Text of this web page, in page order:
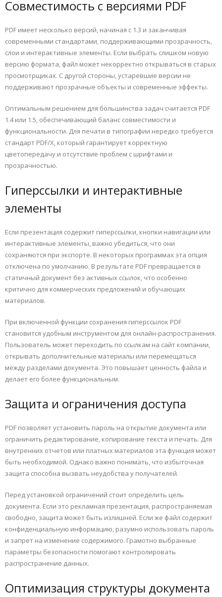
Совместимость с версиями PDF
PDF имеет несколько версий, начиная с 1.3 и заканчивая
современными стандартами, поддерживающими прозрачность,
слои и интерактивные элементы. Если выбрать слишком новую
версию формата, файл может некорректно открываться в старых
просмотрщиках. С другой стороны, устаревшие версии не
поддерживают прозрачные объекты и современные эффекты.
Оптимальным решением для большинства задач считается PDF
1.4 или 1.5, обеспечивающий баланс совместимости и
функциональности. Для печати в типографии нередко требуется
стандарт PDF/X, который гарантирует корректную
цветопередачу и отсутствие проблем с шрифтами и
прозрачностью.
Гиперссылки и интерактивные
элементы
Если презентация содержит гиперссылки, кнопки навигации или
интерактивные элементы, важно убедиться, что они
сохраняются при экспорте. В некоторых программах эта опция
отключена по умолчанию. В результате PDF превращается в
статичный документ без активных ссылок, что особенно
критично для коммерческих предложений и обучающих
материалов.
При включенной функции сохранения гиперссылок PDF
становится удобным инструментом для онлайн-распространения.
Пользователь может переходить по ссылкам на сайт компании,
открывать дополнительные материалы или перемещаться
между разделами документа. Это повышает ценность файла и
делает его более функциональным.
Защита и ограничения доступа
PDF позволяет установить пароль на открытие документа или
ограничить редактирование, копирование текста и печать. Для
внутренних отчетов или платных материалов эта функция может
быть необходимой. Однако важно понимать, что избыточная
защита способна вызвать неудобства у получателей.
Перед установкой ограничений стоит определить цель
документа. Если это рекламная презентация, распространяемая
свободно, защита может быть излишней. Если же файл содержит
конфиденциальную информацию, разумно использовать пароль
и запрет на изменение содержимого. Грамотно выбранные
параметры безопасности помогают контролировать
распространение данных.
Оптимизация структуры документа